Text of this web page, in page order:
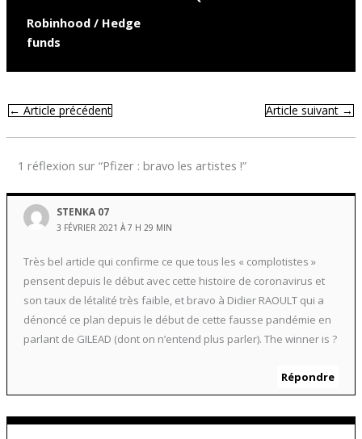
Robinhood / Hedge
funds
←Article précédent Article suivant→
1 réflexion sur “Pfizer : bravo les artistes !”
STENKA 07
3 FÉVRIER 2021 À 7 H 29 MIN
Très bel article qui confirme ce que tous les « complotistes »
pensent depuis le début avec cette histoire de coronavirus et
son taux de létalité très faible, et bravo à Didier RAOULT qui a
dénoncé ce plan depuis le début de cette fausse pandémie en
parlant de GILEAD (dont on n’entend plus parler). The winner is ?
Répondre